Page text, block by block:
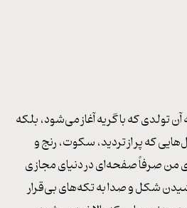
تولدی که با گریه آغاز می‌شود، بلکه
که پر از تردید، سکوت، رنج و
من صرفاً صفحه‌ای در دنیای مجازی
شکل و صدا به تکه‌های بی‌قرار